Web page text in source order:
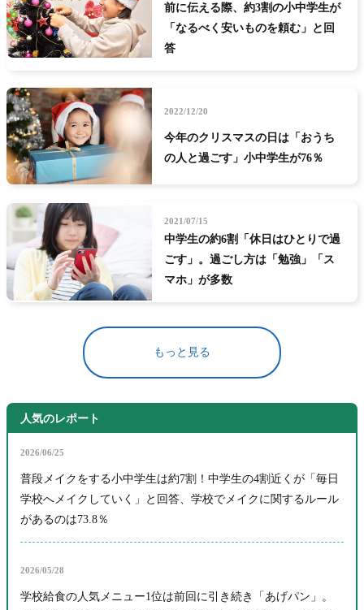
前に伝える際、約3割の小中学生が
「なるべく安いものを頼む」と回
答
今年のクリスマスの日は「おうち
の人と過ごす」小中学生が76％
2022/12/20
中学生の約6割「休日はひとりで過
ごす」。過ごし方は「勉強」「ス
マホ」が多数
2021/07/15
もっと見る
人気のレポート
2026/06/25
普段メイクをする小中学生は約7割！中学生の4割近くが「毎日
学校へメイクしていく」と回答、学校でメイクに関するルール
があるのは73.8％
2026/05/28
学校給食の人気メニュー1位は前回に引き続き「あげパン」。